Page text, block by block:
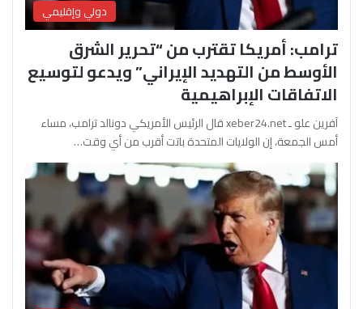
دولي وإقليمي
ترامب: أمريكا تقترب من “تحرير الشرق
الأوسط من التهديد الإيراني” ويدعو لتوسيع
الاتفاقات الإبراهيمية
آفرين علو ـ xeber24.net قال الرئيس الأمريكي دونالد ترامب، مساء
أمس الجمعة، إن الولايات المتحدة باتت أقرب من أي وقت…